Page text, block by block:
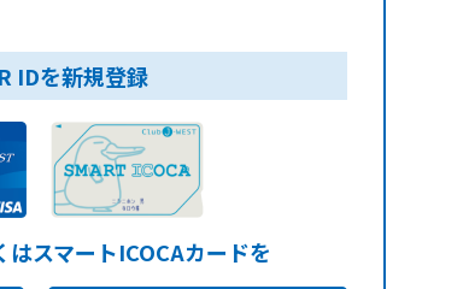
IDを新規登録
スマートICOCAカードを